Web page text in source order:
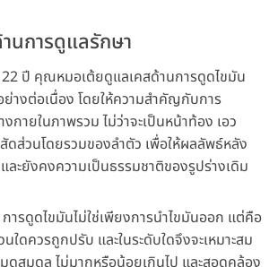
นการดูแลรักษา
22 ปี คุณหมอเต้ยดูแลเคสด้านการดูดไขมัน
ย่างต่อเนื่อง โดยให้ความสำคัญกับการ
งกายในภาพรวม ไม่ว่าจะเป็นหน้าท้อง เอว
ดส่วนโดยรวมของลำตัว เพื่อให้ผลลัพธ์หลัง
ละยังคงความเป็นธรรมชาติของรูปร่างเดิม
รดูดไขมันไม่ใช่เพียงการนำไขมันออก แต่คือ
นใดควรถูกปรับ และในระดับใดจึงจะเหมาะสม
มดูสมดุล ไม่มากหรือน้อยเกินไป และสอดคล้อง